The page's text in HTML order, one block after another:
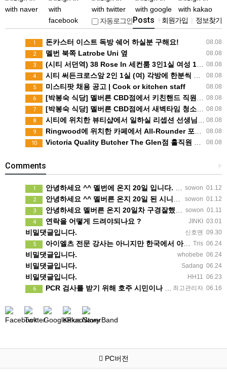
자동로그인 회원가입 | 정보찾기
+
Posts
08.08
1 돈카스터 이스트 독방 쉐어 하실분 구해요!
08.08
2 멜번 북쪽 Latrobe Uni 옆
08.08
3 (시티 서던역) 38 Rose ln 세컨룸 3인1실 여성 1명 구합니다(200불) 8월23일부터 입주가능
08.08
4 시티 써든크로스앞 2인 1실 (여) 각방에 한분씩 쉐어생 구합니다
08.08
5 미스티팟 채용 공고 | Cook or kitchen staff
08.08
6 [박봉숙 식당] 멜버른 CBD점에서 키친핸드 직원 채용합니다
08.08
7 [박봉숙 식당] 멜버른 CBD점에서 새벽타임 청소 직원 채용합니다 (경력자 환영)
08.08
8 시티에 위치한 뷰티샵에서 일하실 리셉션 선생님 모집합니다
08.08
9 Ringwood에 위치한 카페에서 All-Rounder 포지션 구인
08.08
10 Victoria Quality Butcher The Glen점 홀직원 구인
+
Comments
sowon 01.12
1 안녕하세요 ^^ 멜번에 온지 20일 입니다. 말문이라도 열어보려고 글 보냅니다. 정말 반가운 소식인데 시간이…
sowon 01.12
2 안녕하세요 ^^ 멜버른 온지 20일 된 시니어 여자입니다. 생소한 곳이다보니 말문이라도 열어보려고 문자 드려…
sowon 01.11
3 안녕하세요 멜버른 온지 20일차 구경잘했습니다. 그림이 내마음입니다.
JINKI 03.01
4 연락을 어떻게 드려야되나요 ?
신호맨 09.30
비밀댓글입니다.
Tris 06.24
5 아이엘츠 전문 강사는 아니지만 한국에서 아이엘츠 목표점수(6.0)통과하고 호주대학 입학했어요 연락주시면 제가…
whobebe 06.24
비밀댓글입니다.
Sadang 06.24
비밀댓글입니다.
HH11 06.23
비밀댓글입니다.
최고관리자 06.16
6 PCR 검사를 받기 위해 호주 시민이나 영주권자일 필요는 없습니다. 가까운 무료 검사 클리닉에 방문 하시면 …
PC버전